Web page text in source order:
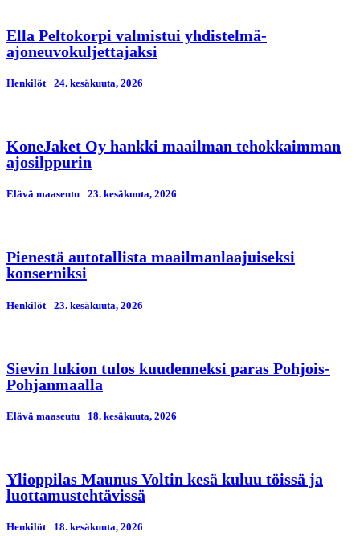
Ella Peltokorpi valmistui yhdistelmä-
ajoneuvokuljettajaksi
Henkilöt 24. kesäkuuta, 2026
KoneJaket Oy hankki maailman tehokkaimman
ajosilppurin
Elävä maaseutu 23. kesäkuuta, 2026
Pienestä autotallista maailmanlaajuiseksi
konserniksi
Henkilöt 23. kesäkuuta, 2026
Sievin lukion tulos kuudenneksi paras Pohjois-
Pohjanmaalla
Elävä maaseutu 18. kesäkuuta, 2026
Ylioppilas Maunus Voltin kesä kuluu töissä ja
luottamustehtävissä
Henkilöt 18. kesäkuuta, 2026